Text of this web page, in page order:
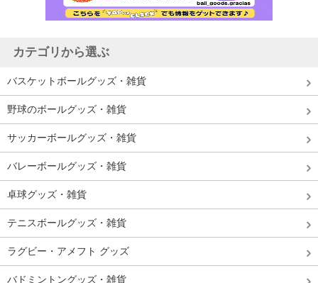
カテゴリから選ぶ
バスケットボールグッズ・雑貨
野球のボールグッズ・雑貨
サッカーボールグッズ・雑貨
バレーボールグッズ・雑貨
卓球グッズ・雑貨
テニスボールグッズ・雑貨
ラグビー・アメフト グッズ
バドミントングッズ・雑貨